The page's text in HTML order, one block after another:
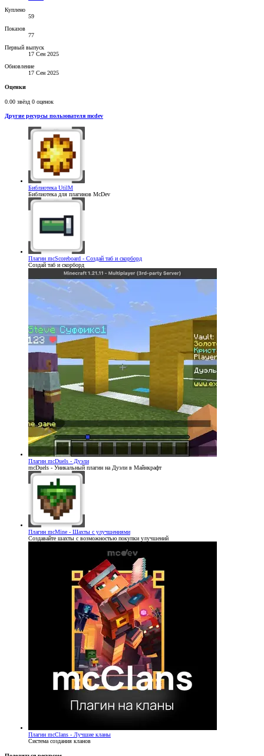
Куплено
59
Показов
77
Первый выпуск
17 Сен 2025
Обновление
17 Сен 2025
Оценки
0.00 звёзд 0 оценок
Другие ресурсы пользователя mcdev
Библиотека UtilM
Библиотека для плагинов McDev
Плагин mcScoreboard - Создай таб и скорборд
Создай таб и скорборд
Плагин mcDuels - Дуэли
mcDuels - Уникальный плагин на Дуэли в Майнкрафт
Плагин mcMine - Шахты с улучшениями
Создавайте шахты с возможностью покупки улучшений
Плагин mcClans - Лучшие кланы
Система создания кланов